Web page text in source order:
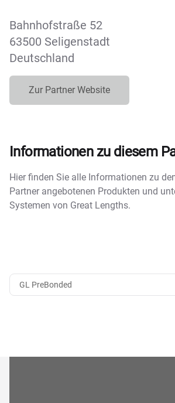
Bahnhofstraße 52
63500 Seligenstadt
Deutschland
Zur Partner Website
Informationen zu diesem
Hier finden Sie alle Informationen zu
Partner angebotenen Produkten und
Systemen von Great Lengths.
GL PreBonded